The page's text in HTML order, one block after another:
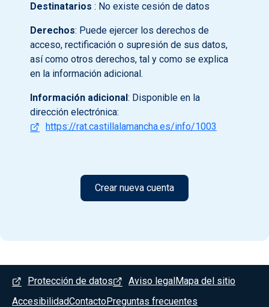
Destinatarios : No existe cesión de datos
Derechos: Puede ejercer los derechos de
acceso, rectificación o supresión de sus datos,
así como otros derechos, tal y como se explica
en la información adicional.
Información adicional : Disponible en la
dirección electrónica:
https://rat.castillalamancha.es/info/1003
Menú del pie
Protección de datos Aviso legal Mapa del sitio
AccesibilidadContactoPreguntas frecuentes